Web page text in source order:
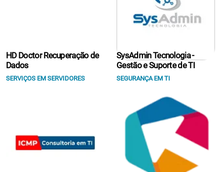
HD Doctor Recuperação de
Dados
SERVIÇOS EM SERVIDORES
SysAdmin Tecnologia -
Gestão e Suporte de TI
SEGURANÇA EM TI